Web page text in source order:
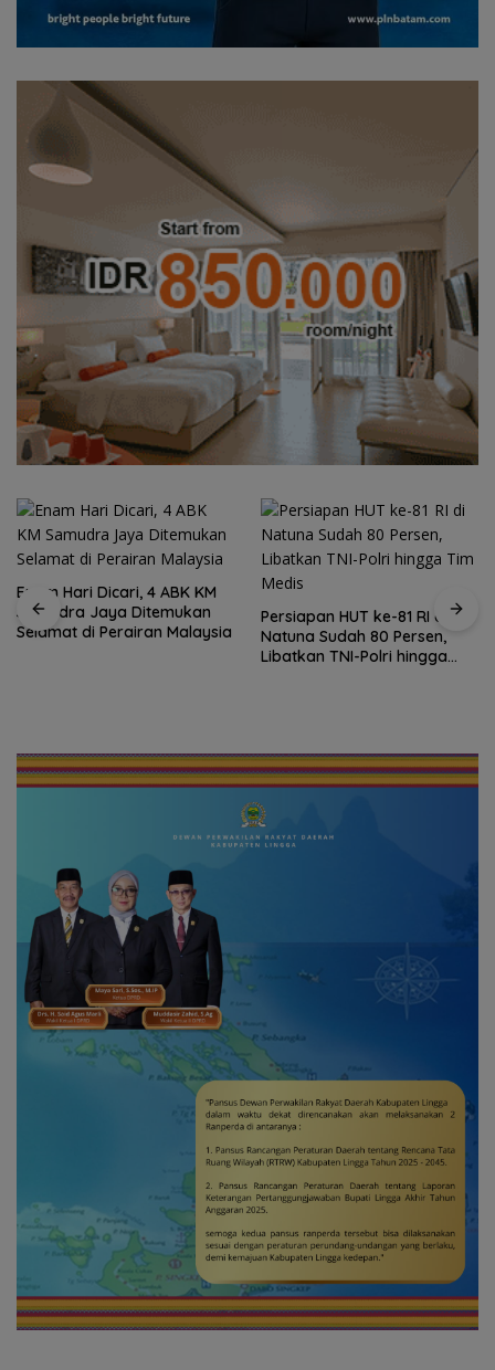
Enam Hari Dicari, 4 ABK KM
Samudra Jaya Ditemukan
Selamat di Perairan Malaysia
Persiapan HUT ke-81 RI di
Natuna Sudah 80 Persen,
Libatkan TNI-Polri hingga